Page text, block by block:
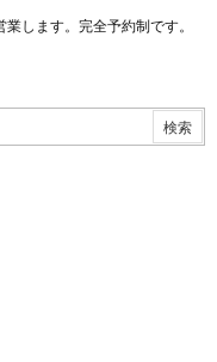
します。完全予約制です。